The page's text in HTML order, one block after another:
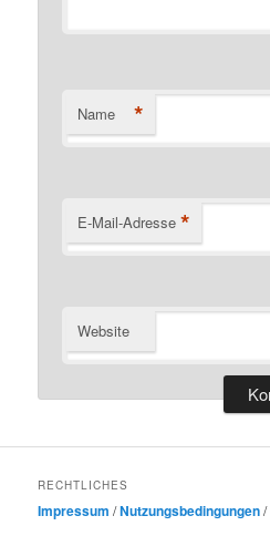
Name *
E-Mail-Adresse *
Website
RECHTLICHES
Impressum /Nutzungsbedingungen/